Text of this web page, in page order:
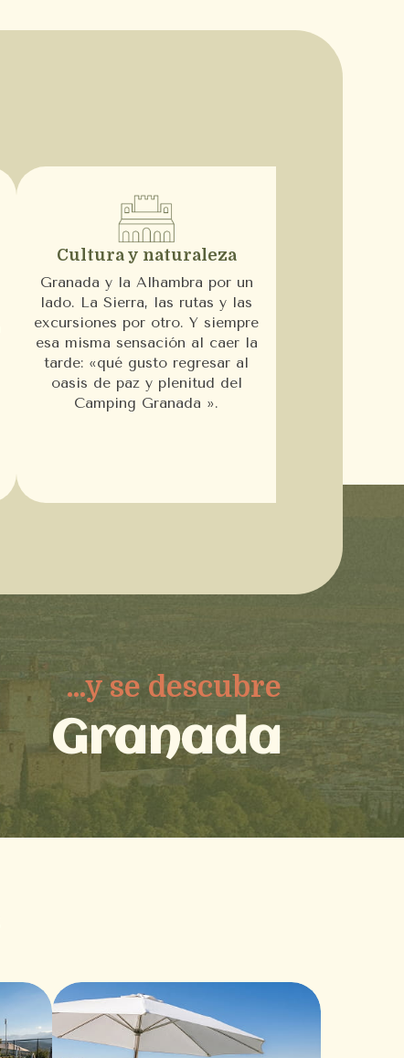
Cultura y naturaleza
Granada y la Alhambra por un
lado. La Sierra, las rutas y las
excursiones por otro. Y siempre
esa misma sensación al caer la
tarde: «qué gusto regresar al
oasis de paz y plenitud del
Camping Granada ».
...y se descubre
Granada